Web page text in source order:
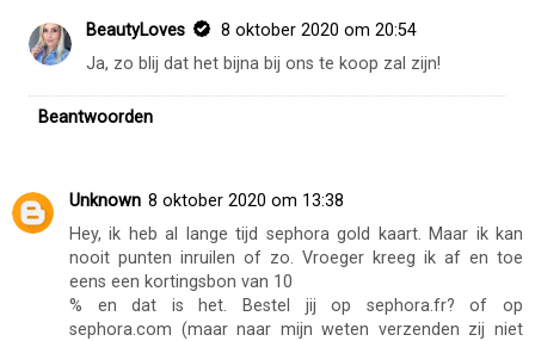
BeautyLoves
8 oktober 2020 om 20:54
Ja, zo blij dat het bijna bij ons te koop zal zijn!
Beantwoorden
Unknown 8 oktober 2020 om 13:38
Hey, ik heb al lange tijd sephora gold kaart. Maar ik kan
nooit punten inruilen of zo. Vroeger kreeg ik af en toe
eens een kortingsbon van 10
% en dat is het. Bestel jij op sephora.fr? of op
sephora.com (maar naar mijn weten verzenden zij niet